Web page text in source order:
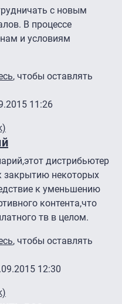
с новым
В процессе
и условиям
, чтобы оставлять
11:26
дистрибьютер
закрытию некоторых
к уменьшению
контента,что
тв в целом.
, чтобы оставлять
12:30